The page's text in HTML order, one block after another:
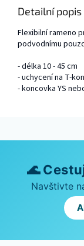
Detailní
Flexibilní rameno
podvodnímu
- délka 10 - 45 cm
- uchycení na T-
- koncovka YS
🌊
Navštivte